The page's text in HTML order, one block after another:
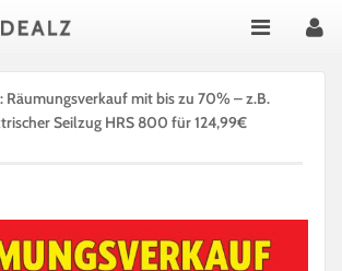
Räumungsverkauf mit bis zu 70% – z.B.
Seilzug HRS 800 für 124,99€